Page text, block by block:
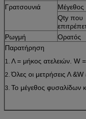
Γρατσουνιά
Μέγεθος
Qty που
Ρωγμή
Ορατός
Παρατήρηση
1. Λ = μήκος ατελειών. W
2.Όλες οι μετρήσεις Λ &W
3. Το μέγεθος φυσαλίδων